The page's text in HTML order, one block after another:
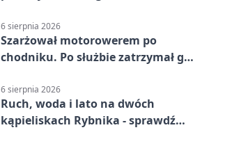
6 sierpnia 2026
Szarżował motorowerem po
chodniku. Po służbie zatrzymał go
6 sierpnia 2026
Ruch, woda i lato na dwóch
kąpieliskach Rybnika - sprawdź